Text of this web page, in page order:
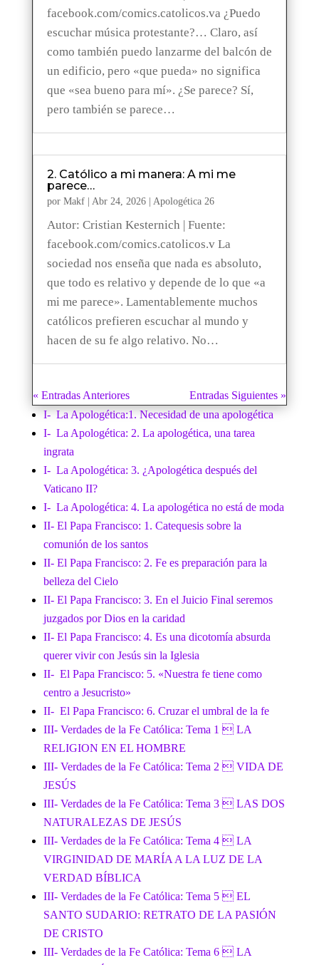
facebook.com/comics.catolicos.va ¿Puedo
escuchar música protestante?… Claro, así
como también puedo lanzarme del balcón de
un edificio, pero «que pueda» no significa
que «sea bueno para mí». ¿Se parece? Sí,
pero también se parece…
2. Católico a mi manera: A mi me
parece…
por Makf| Abr 24, 2026| Apologética 26
Autor: Cristian Kesternich | Fuente:
facebook.com/comics.catolicos.v La
sociedad nos enseña que nada es absoluto,
que todo es relativo y depende de lo que «a
mi me parece». Lamentablemente muchos
católicos prefieren escuchar al mundo y
hacen de su fe algo relativo. No…
« Entradas Anteriores
Entradas Siguientes »
I- La Apologética:1. Necesidad de una apologética
I- La Apologética: 2. La apologética, una tarea
ingrata
I- La Apologética: 3. ¿Apologética después del
Vaticano II?
I- La Apologética: 4. La apologética no está de moda
II- El Papa Francisco: 1. Catequesis sobre la
comunión de los santos
II- El Papa Francisco: 2. Fe es preparación para la
belleza del Cielo
II- El Papa Francisco: 3. En el Juicio Final seremos
juzgados por Dios en la caridad
II- El Papa Francisco: 4. Es una dicotomía absurda
querer vivir con Jesús sin la Iglesia
II- El Papa Francisco: 5. «Nuestra fe tiene como
centro a Jesucristo»
II- El Papa Francisco: 6. Cruzar el umbral de la fe
III- Verdades de la Fe Católica: Tema 1  LA
RELIGION EN EL HOMBRE
III- Verdades de la Fe Católica: Tema 2  VIDA DE
JESÚS
III- Verdades de la Fe Católica: Tema 3  LAS DOS
NATURALEZAS DE JESÚS
III- Verdades de la Fe Católica: Tema 4  LA
VIRGINIDAD DE MARÍA A LA LUZ DE LA
VERDAD BÍBLICA
III- Verdades de la Fe Católica: Tema 5  EL
SANTO SUDARIO: RETRATO DE LA PASIÓN
DE CRISTO
III- Verdades de la Fe Católica: Tema 6  LA